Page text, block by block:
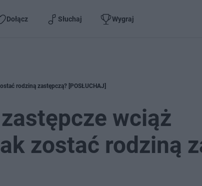
Dołącz Słuchaj Wygraj
rodziną zastępczą? [POSŁUCHAJ]
wciąż
zostać rodziną